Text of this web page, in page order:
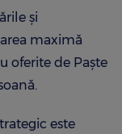
și
maximă
oferite de Paște
este